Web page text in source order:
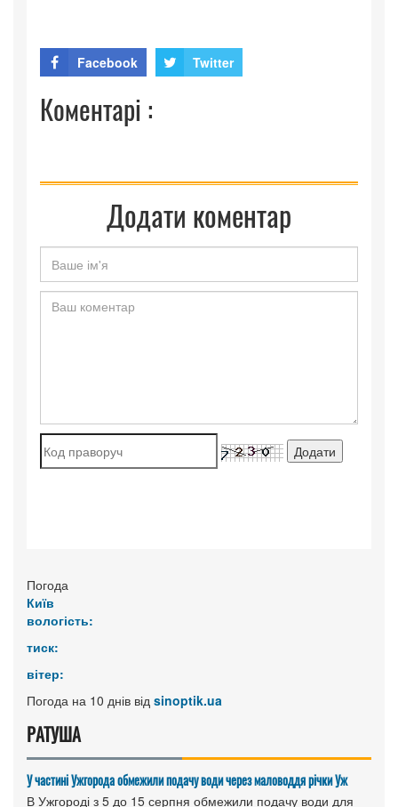
Facebook Twitter
Коментарі :
Додати коментар
Погода
Київ
вологість:
тиск:
вітер:
Погода на 10 днів від sinoptik.ua
РАТУША
У частині Ужгорода обмежили подачу води через маловоддя річки Уж
В Ужгороді з 5 до 15 серпня обмежили подачу води для